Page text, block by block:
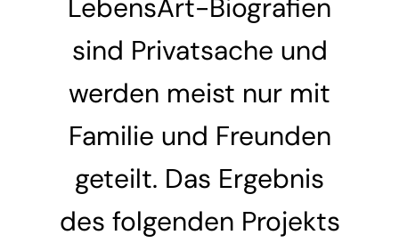
LebensArt-Biografien
sind Privatsache und
werden meist nur mit
Familie und Freunden
geteilt. Das Ergebnis
des folgenden Projekts